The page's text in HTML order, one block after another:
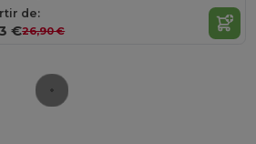
de:
€26,90 €